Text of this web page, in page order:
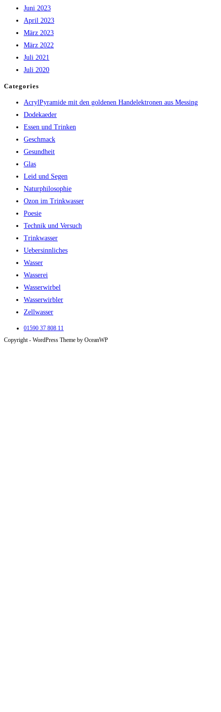
Juni 2023
April 2023
März 2023
März 2022
Juli 2021
Juli 2020
Categories
AcrylPyramide mit den goldenen Handelektronen aus Messing
Dodekaeder
Essen und Trinken
Geschmack
Gesundheit
Glas
Leid und Segen
Naturphilosophie
Ozon im Trinkwasser
Poesie
Technik und Versuch
Trinkwasser
Uebersinnliches
Wasser
Wasserei
Wasserwirbel
Wasserwirbler
Zellwasser
01590 37 808 11
Copyright - WordPress Theme by OceanWP